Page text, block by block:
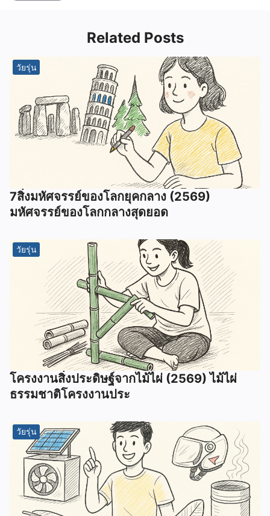
Related Posts
วัยรุ่น
7สิ่งมหัศจรรย์ของโลกยุคกลาง (2569)
มหัศจรรย์ของโลกกลางสุดยอด
วัยรุ่น
โครงงานสิ่งประดิษฐ์จากไม้ไผ่ (2569) ไม้ไผ่
ธรรมชาติโครงงานประ
วัยรุ่น